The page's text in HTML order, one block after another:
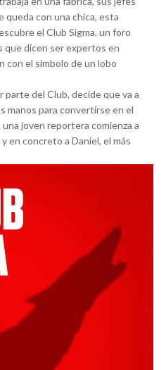
queda con una chica, esta
el Club Sigma, un foro
que dicen ser expertos en
con el símbolo de un lobo
parte del Club, decide que va a
manos para convertirse en el
joven reportera comienza a
en concreto a Daniel, el más